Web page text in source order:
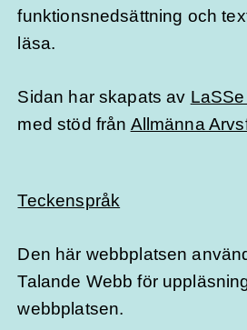
funktionsnedsättning och
läsa.
Sidan har skapats av
med stöd från Allmänna
Teckenspråk
Den här webbplatsen
Talande Webb för
webbplatsen.